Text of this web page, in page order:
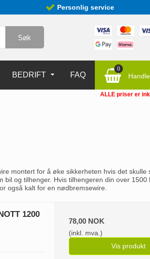
Personlig service
Søk
0
BEDRIFT FAQ
ALLE priser er
montert for å øke sikkerheten hvis det skulle
og tilhenger. Hvis tilhengeren din over 1500
også kalt for en nødbremsewire.
1200
78,00 NOK
(inkl. mva.)
Vis produkt